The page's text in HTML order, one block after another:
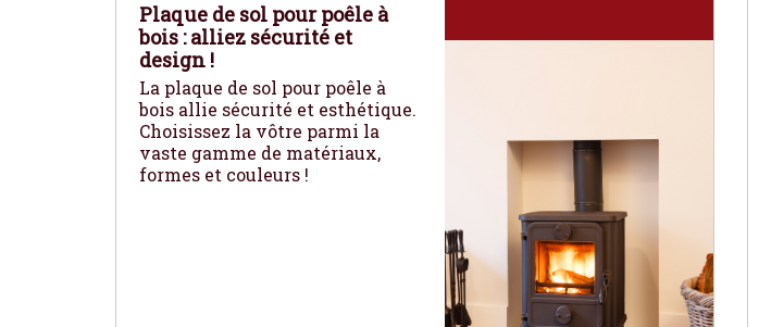
Plaque de sol pour poêle à
bois : alliez sécurité et
design !
La plaque de sol pour poêle à
bois allie sécurité et esthétique.
Choisissez la vôtre parmi la
vaste gamme de matériaux,
formes et couleurs !